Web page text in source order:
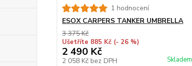
1 hodnocení
ESOX CARPERS TANKER UMBRELLA
3 375 Kč
Ušetříte 885 Kč (- 26 %)
2 490 Kč
2 058 Kč bez DPH Skladem